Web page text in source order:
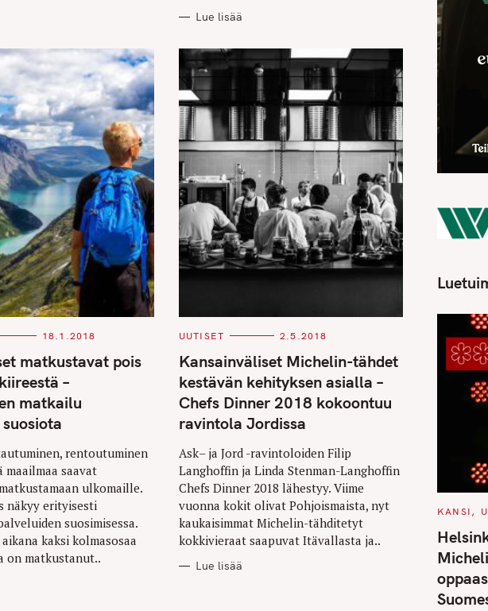
Lue lisää
18.1.2018
matkustavat pois
–
matkailu
rentoutuminen
maailmaa saavat
ulkomaille.
näkyy erityisesti
suosimisessa.
kaksi kolmasosaa
on matkustanut..
C
T
E
G
O
R
I
S
UUTISET 2.5.2018
Kansainväliset Michelin-tähdet
kestävän kehityksen asialla –
Chefs Dinner 2018 kokoontuu
ravintola Jordissa
Ask– ja Jord -ravintoloiden Filip
Langhoffin ja Linda Stenman-Langhoffin
Chefs Dinner 2018 lähestyy. Viime
vuonna kokit olivat Pohjoismaista, nyt
kaukaisimmat Michelin-tähditetyt
kokkivieraat saapuvat Itävallasta ja..
Lue lisää
C
T
E
G
O
I
E
S
KANSI
Press Esc to cancel.